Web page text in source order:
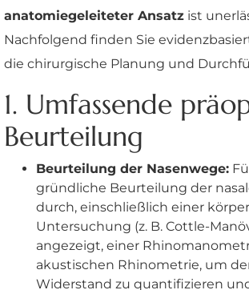
anatomiegeleiteter Ansatz ist
Nachfolgend finden Sie
die chirurgische Planung und
1. Umfassende
Beurteilung
Beurteilung der Nasenwege:
gründliche Beurteilung der
durch, einschließlich einer
Untersuchung (z. B. Cottle-
angezeigt, einer
akustischen Rhinometrie, um
Widerstand zu quantifizieren